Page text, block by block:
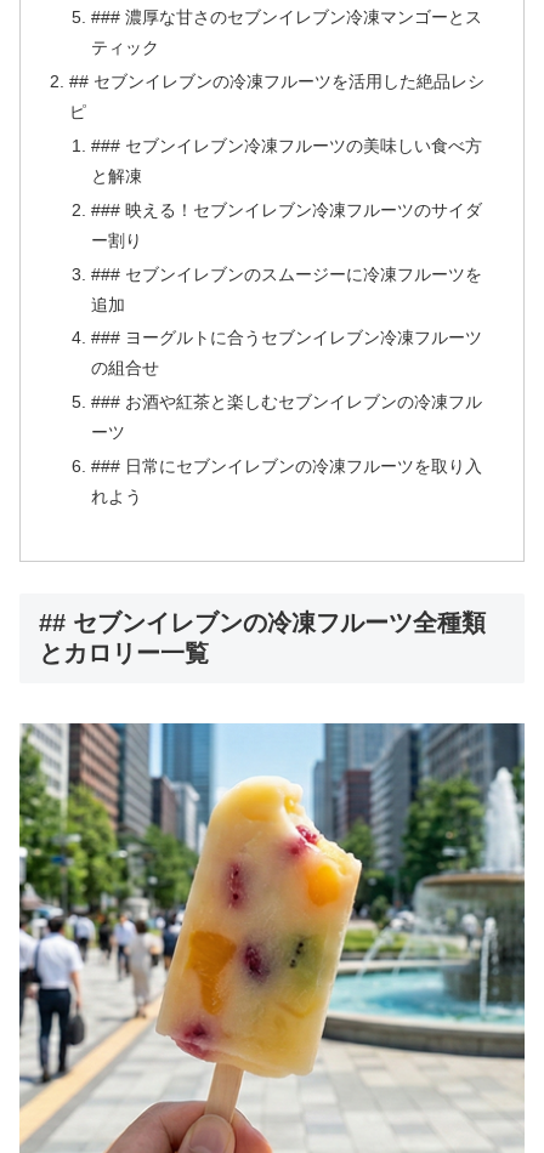
### 濃厚な甘さのセブンイレブン冷凍マンゴーとス
ティック
## セブンイレブンの冷凍フルーツを活用した絶品レシ
ピ
### セブンイレブン冷凍フルーツの美味しい食べ方
と解凍
### 映える！セブンイレブン冷凍フルーツのサイダ
ー割り
### セブンイレブンのスムージーに冷凍フルーツを
追加
### ヨーグルトに合うセブンイレブン冷凍フルーツ
の組合せ
### お酒や紅茶と楽しむセブンイレブンの冷凍フル
ーツ
### 日常にセブンイレブンの冷凍フルーツを取り入
れよう
## セブンイレブンの冷凍フルーツ全種類
とカロリー一覧